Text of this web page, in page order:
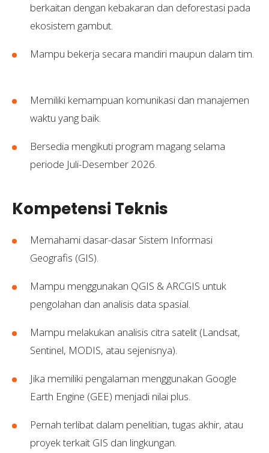
berkaitan dengan kebakaran dan deforestasi pada
ekosistem gambut.
Mampu bekerja secara mandiri maupun dalam tim.
Memiliki kemampuan komunikasi dan manajemen
waktu yang baik.
Bersedia mengikuti program magang selama
periode Juli-Desember 2026.
Kompetensi Teknis
Memahami dasar-dasar Sistem Informasi
Geografis (GIS).
Mampu menggunakan QGIS & ARCGIS untuk
pengolahan dan analisis data spasial.
Mampu melakukan analisis citra satelit (Landsat,
Sentinel, MODIS, atau sejenisnya).
Jika memiliki pengalaman menggunakan Google
Earth Engine (GEE) menjadi nilai plus.
Pernah terlibat dalam penelitian, tugas akhir, atau
proyek terkait GIS dan lingkungan.